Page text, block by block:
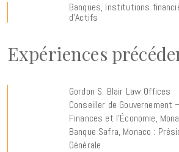
Banques, Institutions
d’Actifs
Expériences
Gordon S. Blair Law Offices
Conseiller de
Finances et l’Économie,
Banque Safra, Monaco :
Générale